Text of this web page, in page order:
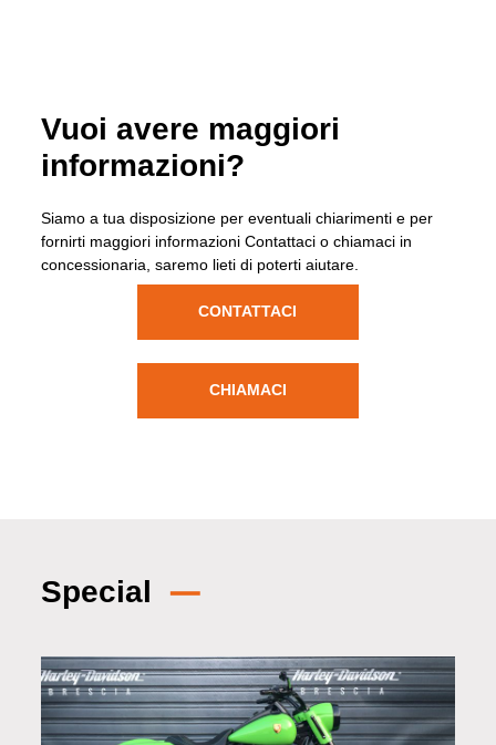
Vuoi avere maggiori
informazioni?
Siamo a tua disposizione per eventuali chiarimenti e per
fornirti maggiori informazioni Contattaci o chiamaci in
concessionaria, saremo lieti di poterti aiutare.
CONTATTACI
CHIAMACI
Special